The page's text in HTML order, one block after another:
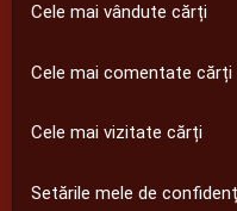
Cele mai vândute cărți
Cele mai comentate cărți
Cele mai vizitate cărți
Setările mele de